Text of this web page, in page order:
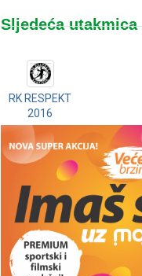
Sljedeća utakmica
RK RESPEKT
2016